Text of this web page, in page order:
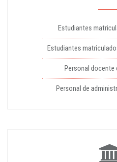
Estudiantes
Estudiantes
Personal docente
Personal de